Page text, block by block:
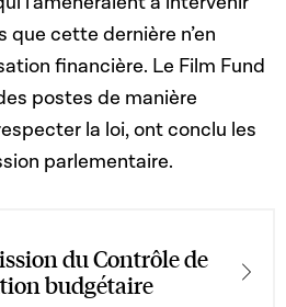
cette dernière n’en
financière. Le Film Fund
postes de manière
la loi, ont conclu les
parlementaire.
du Contrôle de
budgétaire